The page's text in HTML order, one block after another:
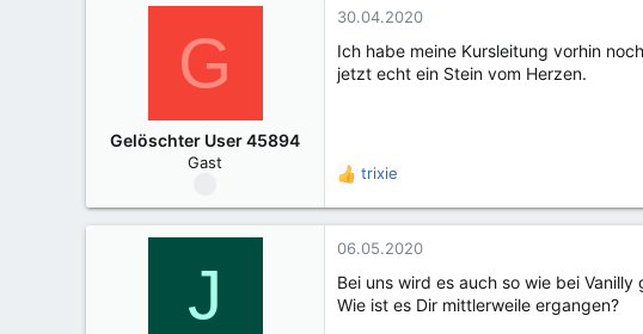
G
Gelöschter User 45894
Gast
30.04.2020
Ich habe meine Kursleitung vorhin
jetzt echt ein Stein vom Herzen.
R
e
a
k
i
o
trixie
J
06.05.2020
Bei uns wird es auch so wie bei
Wie ist es Dir mittlerweile ergangen?